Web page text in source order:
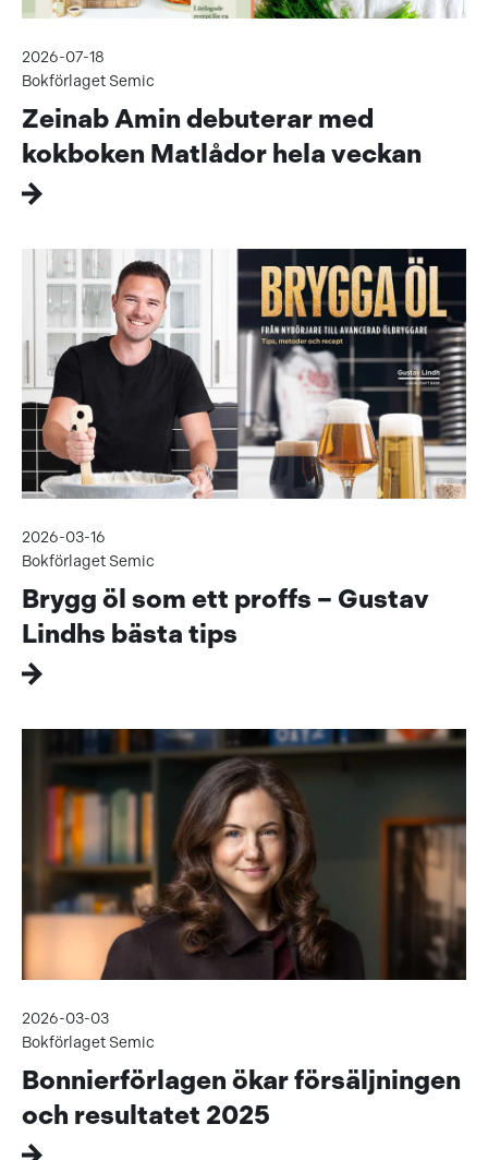
2026-07-18
Bokförlaget Semic
Zeinab Amin debuterar med
kokboken Matlådor hela veckan
2026-03-16
Bokförlaget Semic
Brygg öl som ett proffs – Gustav
Lindhs bästa tips
2026-03-03
Bokförlaget Semic
Bonnierförlagen ökar försäljningen
och resultatet 2025